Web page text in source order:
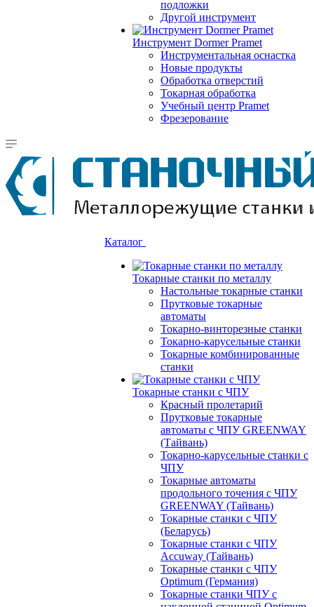
подложки
Другой инструмент
Инструмент Dormer Pramet
Инструментальная оснастка
Новые продукты
Обработка отверстий
Токарная обработка
Учебный центр Pramet
Фрезерование
Каталог
Токарные станки по металлу
Настольные токарные станки
Прутковые токарные
автоматы
Токарно-винторезные станки
Токарно-карусельные станки
Токарные комбинированные
станки
Токарные станки с ЧПУ
Красный пролетарий
Прутковые токарные
автоматы с ЧПУ GREENWAY
(Тайвань)
Токарно-карусельные станки с
ЧПУ
Токарные автоматы
продольного точения с ЧПУ
GREENWAY (Тайвань)
Токарные станки с ЧПУ
(Беларусь)
Токарные станки с ЧПУ
Accuway (Тайвань)
Токарные станки с ЧПУ
Optimum (Германия)
Токарные станки ЧПУ с